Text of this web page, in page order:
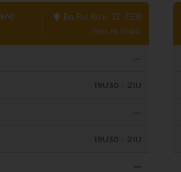
Rue Paul Pastur, 32 - 7900
Leuze-en-Hainaut
—
19U30 - 21U
—
19U30 - 21U
—